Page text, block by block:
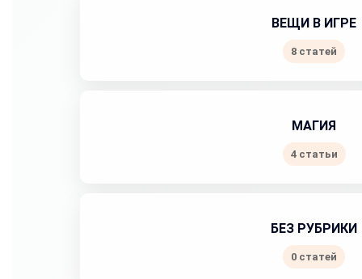
ВЕЩИ В ИГРЕ
8 статей
МАГИЯ
4 статьи
БЕЗ РУБРИКИ
0 статей